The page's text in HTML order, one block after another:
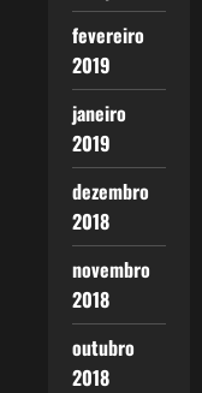
fevereiro
2019
janeiro
2019
dezembro
2018
novembro
2018
outubro
2018